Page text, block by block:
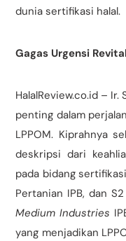
dunia sertifikasi halal.
Gagas Urgensi
HalalReview.co.id – Ir.
penting dalam
LPPOM. Kiprahnya
deskripsi dari
pada bidang
Pertanian IPB, dan S2
Medium Industries
yang menjadikan